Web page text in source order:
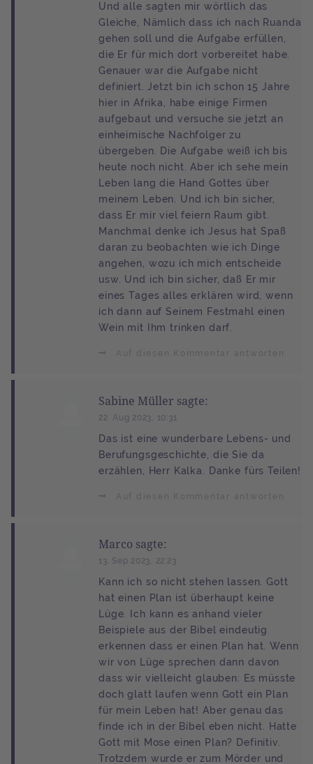
Und alle sagten mir wörtlich das
Gleiche, Nämlich dass ich nach Ruanda
gehen soll und die Aufgabe erfüllen,
die Er für mich dort vorbereitet habe.
Genauer war die Aufgabe nicht
definiert. Jetzt bin ich schon 15 Jahre
hier in Afrika, habe einige Firmen
aufgebaut und versuche sie jetzt an
einheimische Nachfolger zu
übergeben. Die Aufgabe weiß ich bis
heute noch nicht. Aber ich sehe mein
Leben lang die Hand Gottes über
meinem Leben. Und ich bin sicher,
dass Er mir viel feiern Raum gibt.
Manchmal denke ich Jesus hat Spaß
daran zu beobachten wie ich Dinge
angehen, wozu ich mich entscheide
usw. Und ich bin sicher, daß Er mir
eines Tages alles erklären wird, wenn
ich dann auf Seinem Festmahl einen
Wein mit Ihm trinken darf.
Auf diesen Kommentar antworten
Sabine Müller sagte:
22. Aug 2023, 10:31
Das ist eine wunderbare Lebens- und
Berufungsgeschichte, die Sie da
erzählen, Herr Kalka. Danke fürs Teilen!
Auf diesen Kommentar antworten
Marco sagte:
13. Sep 2023, 22:23
Kann ich so nicht stehen lassen. Gott
hat einen Plan ist überhaupt keine
Lüge. Ich kann es anhand vieler
Beispiele aus der Bibel eindeutig
erkennen dass er einen Plan hat. Wenn
wir von Lüge sprechen dann davon
dass wir vielleicht glauben: Es müsste
doch glatt laufen wenn Gott ein Plan
für mein Leben hat! Aber genau das
finde ich in der Bibel eben nicht. Hatte
Gott mit Mose einen Plan? Definitiv.
Trotzdem wurde er zum Mörder und